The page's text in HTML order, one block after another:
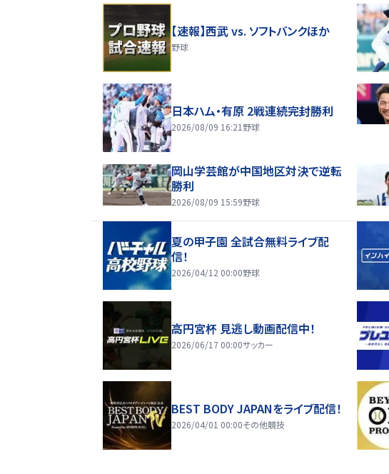
【速報】西武 vs. ソフトバンクほか
野球
日本ハム・有原 2戦連続完封勝利
2026/08/09 16:21 野球
岡山学芸館が中国地区対決で逆転
勝利
2026/08/09 15:59野球
夏の甲子園 全試合無料ライブ配
信！
2026/04/12 00:00野球
高円宮杯 見逃し動画配信中！
2026/06/17 00:00サッカー
BEST BODY JAPANをライブ配信！
2026/04/01 00:00その他競技